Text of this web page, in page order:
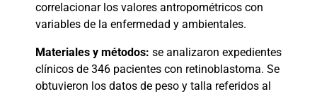
correlacionar los valores antropométricos con
variables de la enfermedad y ambientales.
Materiales y métodos: se analizaron expedientes
clínicos de 346 pacientes con retinoblastoma. Se
obtuvieron los datos de peso y talla referidos al